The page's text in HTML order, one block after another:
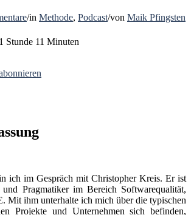
/in Methode, Podcast/von Maik Pfingsten
1 Stunde 11 Minuten
ich im Gespräch mit Christopher Kreis. Er ist
und Pragmatiker im Bereich Softwarequalität,
Mit ihm unterhalte ich mich über die typischen
Projekte und Unternehmen sich befinden,